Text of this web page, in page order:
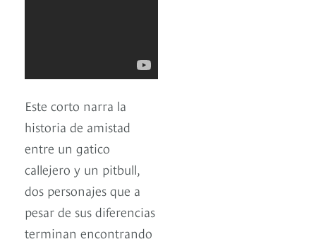
Este corto narra la
historia de amistad
entre un gatico
callejero y un pitbull,
dos personajes que a
pesar de sus diferencias
terminan encontrando